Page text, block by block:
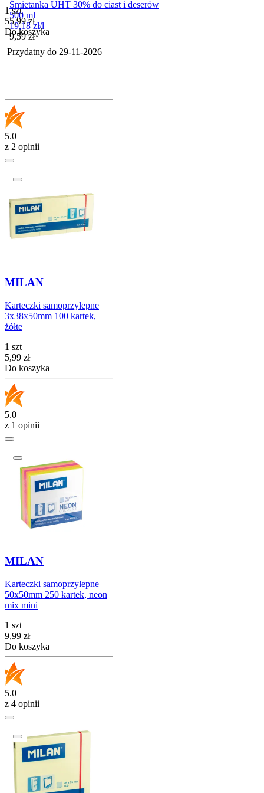
Śmietanka UHT 30% do ciast i deserów
500 ml
19,18 zł/l
Cena
9,59 zł
Przydatny do 29-11-2026
1 szt
Cena
55,99 zł
Do koszyka
5.0
z 2 opinii
MILAN
Karteczki samoprzylepne
3x38x50mm 100 kartek,
żółte
1 szt
Cena
5,99 zł
Do koszyka
5.0
z 1 opinii
MILAN
Karteczki samoprzylepne
50x50mm 250 kartek, neon
mix mini
1 szt
Cena
9,99 zł
Do koszyka
5.0
z 4 opinii